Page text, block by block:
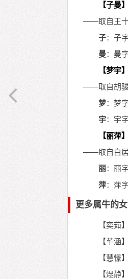
【子曼】
——取自王十
子：子
曼：曼
【梦宇】
——取自胡骏
梦：梦
宇：宇
【丽萍】
——取自白居
丽：丽
萍：萍
更多属牛的
【奕茹
【芊涵
【慧憬
【煜静